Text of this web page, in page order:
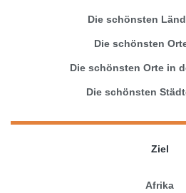
Die schönsten
Die schönsten
Die schönsten Orte in
Die schönsten
Ziel
Afrika